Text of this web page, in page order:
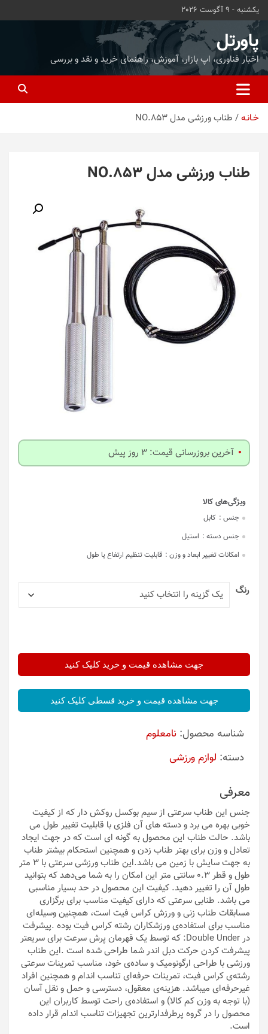
محتوا
بروید
یکشنبه - 9 آگوست 2026
پاورتل
اخبار فناوری، اپ بازار، آموزش، راهنمای خرید و نقد و بررسی
خـانـه طناب ورزشی مدل NO.853
طناب ورزشی مدل NO.853
آخرین بروزرسانی قیمت: 3 روز پیش
جنس : کابل
جنس دسته : استیل
امکانات تغییر ابعاد و وزن : قابلیت تنظیم ارتفاع یا طول
رنگ
جهت مشاهده قیمت و خرید کلیک کنید
جهت مشاهده قیمت و خرید قسطی کلیک کنید
شناسه محصول: نامعلوم
دسته: لوازم ورزشی
معرفی
جنس این طناب سرعتی از سیم بوکسل روکش دار که از کیفیت
خوبی بهره می برد و دسته های آن فلزی با قابلیت تغییر طول می
باشد. حالت طناب این محصول به گونه ای است که در جهت ایجاد
تعادل و وزن برای بهتر طناب زدن و همچنین استحکام بیشتر طناب
به جهت سایش با زمین می باشد.این طناب ورزشی سرعتی با 3 متر
طول و قطر 0.3 سانتی متر این امکان را به شما می‌دهد که بتوانید
طول آن را تغییر دهید. کیفیت این محصول در حد بسیار مناسبی
می باشد. طنابی سرعتی که دارای کیفیت مناسب برای برگزاری
مسابقات طناب زنی و ورزش کراس فیت است، همچنین وسیله‌ای
مناسب برای استفاده‌ی ورزشکاران رشته کراس فیت بوده .پیشرفت
در Double Under: که توسط یک قهرمان پرش سرعت برای سریعتر
پیشرفت کردن حرکت دبل اندر شما طراحی شده است .این طناب
ورزشی با طراحی ارگونومیک و ساده‌‌ی خود، مناسب تمرینات سرعتی
رشته‌ی کراس فیت، تمرینات حرفه‌‌ای تناسب اندام و همچنین افراد
غیر‌حرفه‌ای میباشد. هزینه‌‌ی معقول، دسترسی و حمل و نقل آسان
(با توجه به وزن کم کالا) و استفاده‌ی راحت توسط کاربران این
محصول را در گروه پرطرفدارترین تجهیزات تناسب اندام قرار داده
است.